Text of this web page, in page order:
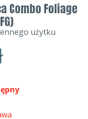
Combo Foliage
użytku